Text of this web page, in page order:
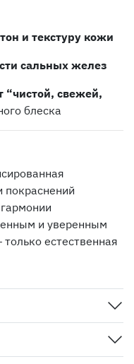
и текстуру кожи
сальных желез
“чистой, свежей,
блеска
покраснений
и уверенным
естественная